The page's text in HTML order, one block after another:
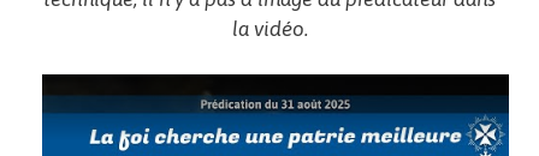
la vidéo.